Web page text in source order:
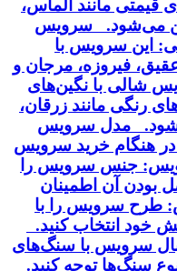
مانند الماس،
می‌شود. سرویس
این سرویس با
فیروزه، مرجان و
شالی با نگین‌های
رنگی مانند زرقان،
مدل سرویس
در هنگام خرید سرویس
جنس سرویس را
بودن آن اطمینان
سرویس را با
خود انتخاب کنید.
سرویس با سنگ‌های
سنگ‌ها توجه کنید.